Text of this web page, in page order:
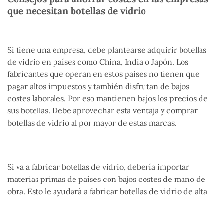
que necesitan botellas de vidrio
Si tiene una empresa, debe plantearse adquirir botellas
de vidrio en países como China, India o Japón. Los
fabricantes que operan en estos países no tienen que
pagar altos impuestos y también disfrutan de bajos
costes laborales. Por eso mantienen bajos los precios de
sus botellas. Debe aprovechar esta ventaja y comprar
botellas de vidrio al por mayor de estas marcas.
Si va a fabricar botellas de vidrio, debería importar
materias primas de países con bajos costes de mano de
obra. Esto le ayudará a fabricar botellas de vidrio de alta